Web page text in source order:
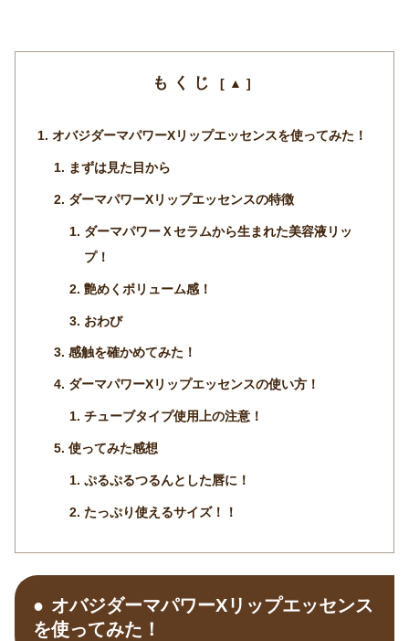
もくじ
オバジダーマパワーXリップエッセンスを使ってみた！
まずは見た目から
ダーマパワーXリップエッセンスの特徴
ダーマパワーＸセラムから生まれた美容液リッ
プ！
艶めくボリューム感！
おわび
感触を確かめてみた！
ダーマパワーXリップエッセンスの使い方！
チューブタイプ使用上の注意！
使ってみた感想
ぷるぷるつるんとした唇に！
たっぷり使えるサイズ！！
オバジダーマパワーXリップエッセンス
を使ってみた！